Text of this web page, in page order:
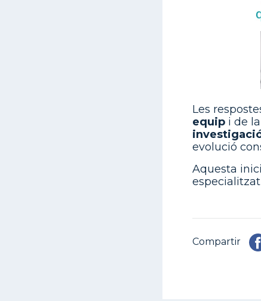
Les
equip i de la
evolució
Aquesta
Compartir